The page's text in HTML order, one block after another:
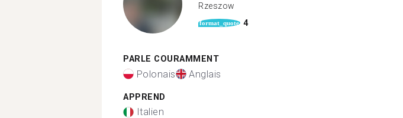
Rzeszow
format_quote 4
PARLE COURAMMENT
Polonais Anglais
APPREND
Italien